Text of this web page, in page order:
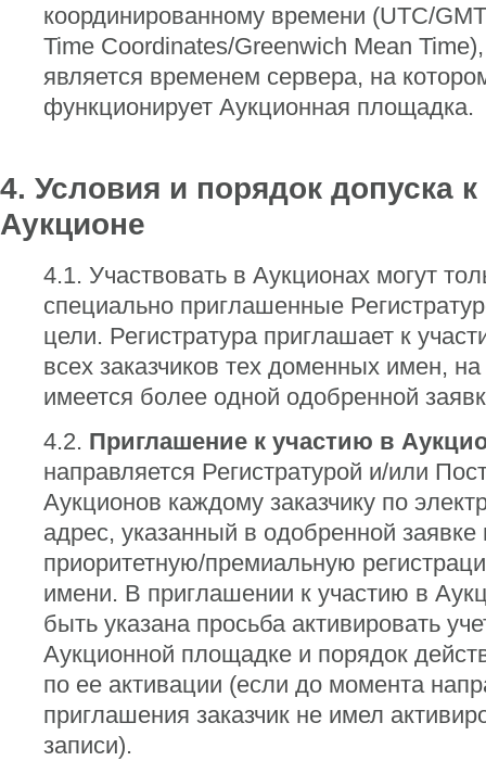
координированному времени (UTC/
Time Coordinates/Greenwich Mean
является временем сервера, на
функционирует Аукционная площадка.
4. Условия и порядок допуска
Аукционе
4.1. Участвовать в Аукционах могут
специально приглашенные
цели. Регистратура приглашает к
всех заказчиков тех доменных имен,
имеется более одной одобренной
4.2. Приглашение к участию в
направляется Регистратурой и/или
Аукционов каждому заказчику по
адрес, указанный в одобренной заявке
приоритетную/премиальную
имени. В приглашении к участию в
быть указана просьба активировать
Аукционной площадке и порядок
по ее активации (если до момента
приглашения заказчик не имел
записи).